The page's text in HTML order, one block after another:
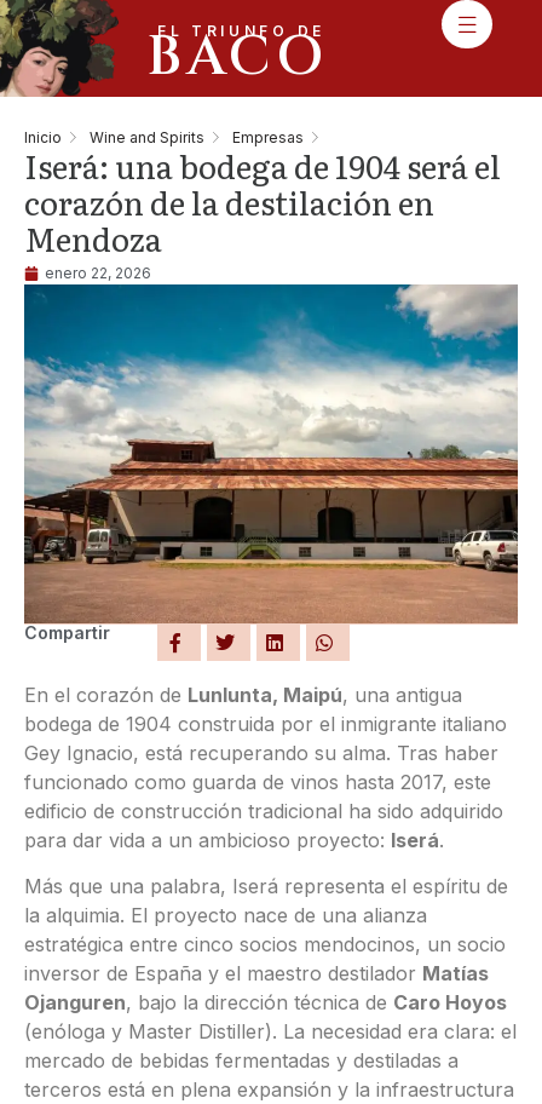
EL TRIUNFO DE
BACO
Inicio Wine and Spirits Empresas
Iserá: una bodega de 1904 será el
corazón de la destilación en
Mendoza
enero 22, 2026
Compartir
En el corazón de Lunlunta, Maipú, una antigua
bodega de 1904 construida por el inmigrante italiano
Gey Ignacio, está recuperando su alma. Tras haber
funcionado como guarda de vinos hasta 2017, este
edificio de construcción tradicional ha sido adquirido
para dar vida a un ambicioso proyecto: Iserá.
Más que una palabra, Iserá representa el espíritu de
la alquimia. El proyecto nace de una alianza
estratégica entre cinco socios mendocinos, un socio
inversor de España y el maestro destilador Matías
Ojanguren, bajo la dirección técnica de Caro Hoyos
(enóloga y Master Distiller). La necesidad era clara: el
mercado de bebidas fermentadas y destiladas a
terceros está en plena expansión y la infraestructura